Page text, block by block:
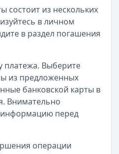
состоит из нескольких
в личном
в раздел погашения
платежа. Выберите
из предложенных
банковской карты в
Внимательно
перед
операции